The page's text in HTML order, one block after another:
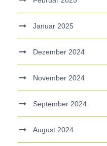
Januar 2025
Dezember 2024
November 2024
September 2024
August 2024